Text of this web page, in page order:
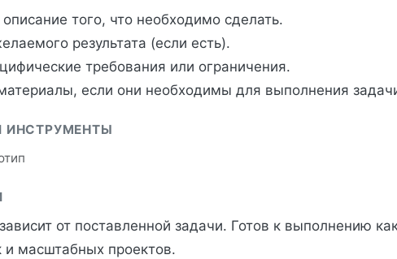
того, что необходимо сделать.
результата (если есть).
требования или ограничения.
если они необходимы для выполнения
ИНСТРУМЕНТЫ
от поставленной задачи. Готов к выполнению
и масштабных проектов.